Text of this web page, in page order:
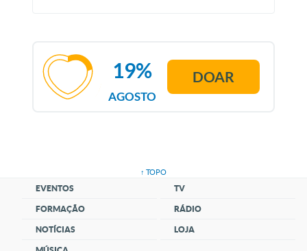
AGOSTO
19% DOAR
↑ TOPO
EVENTOS
FORMAÇÃO
NOTÍCIAS
TV
RÁDIO
LOJA